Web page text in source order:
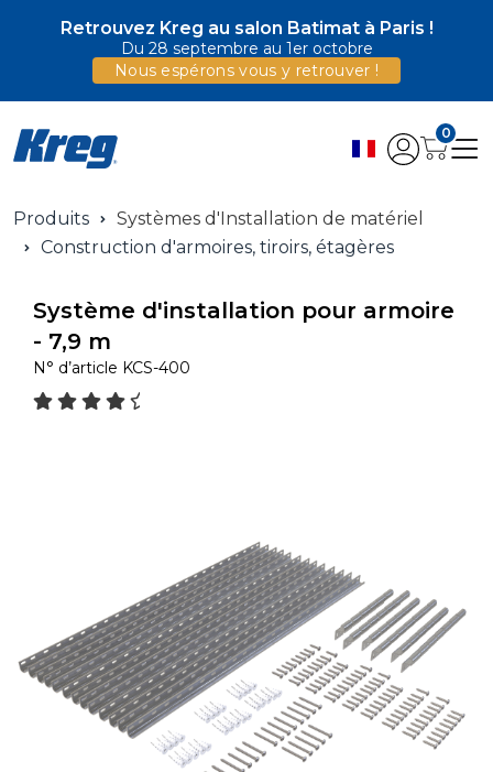
Retrouvez Kreg au salon Batimat à Paris !
Du 28 septembre au 1er octobre
Nous espérons vous y retrouver !
0
Produits
Systèmes d'Installation de matériel
Construction d'armoires, tiroirs, étagères
Système d'installation pour armoire
- 7,9 m
N° d’article KCS-400